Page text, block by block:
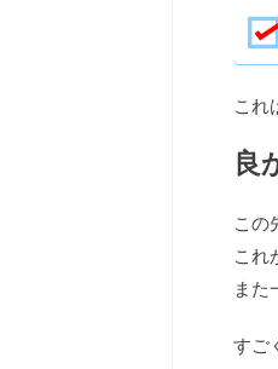
これ
良
この
これ
また
すご